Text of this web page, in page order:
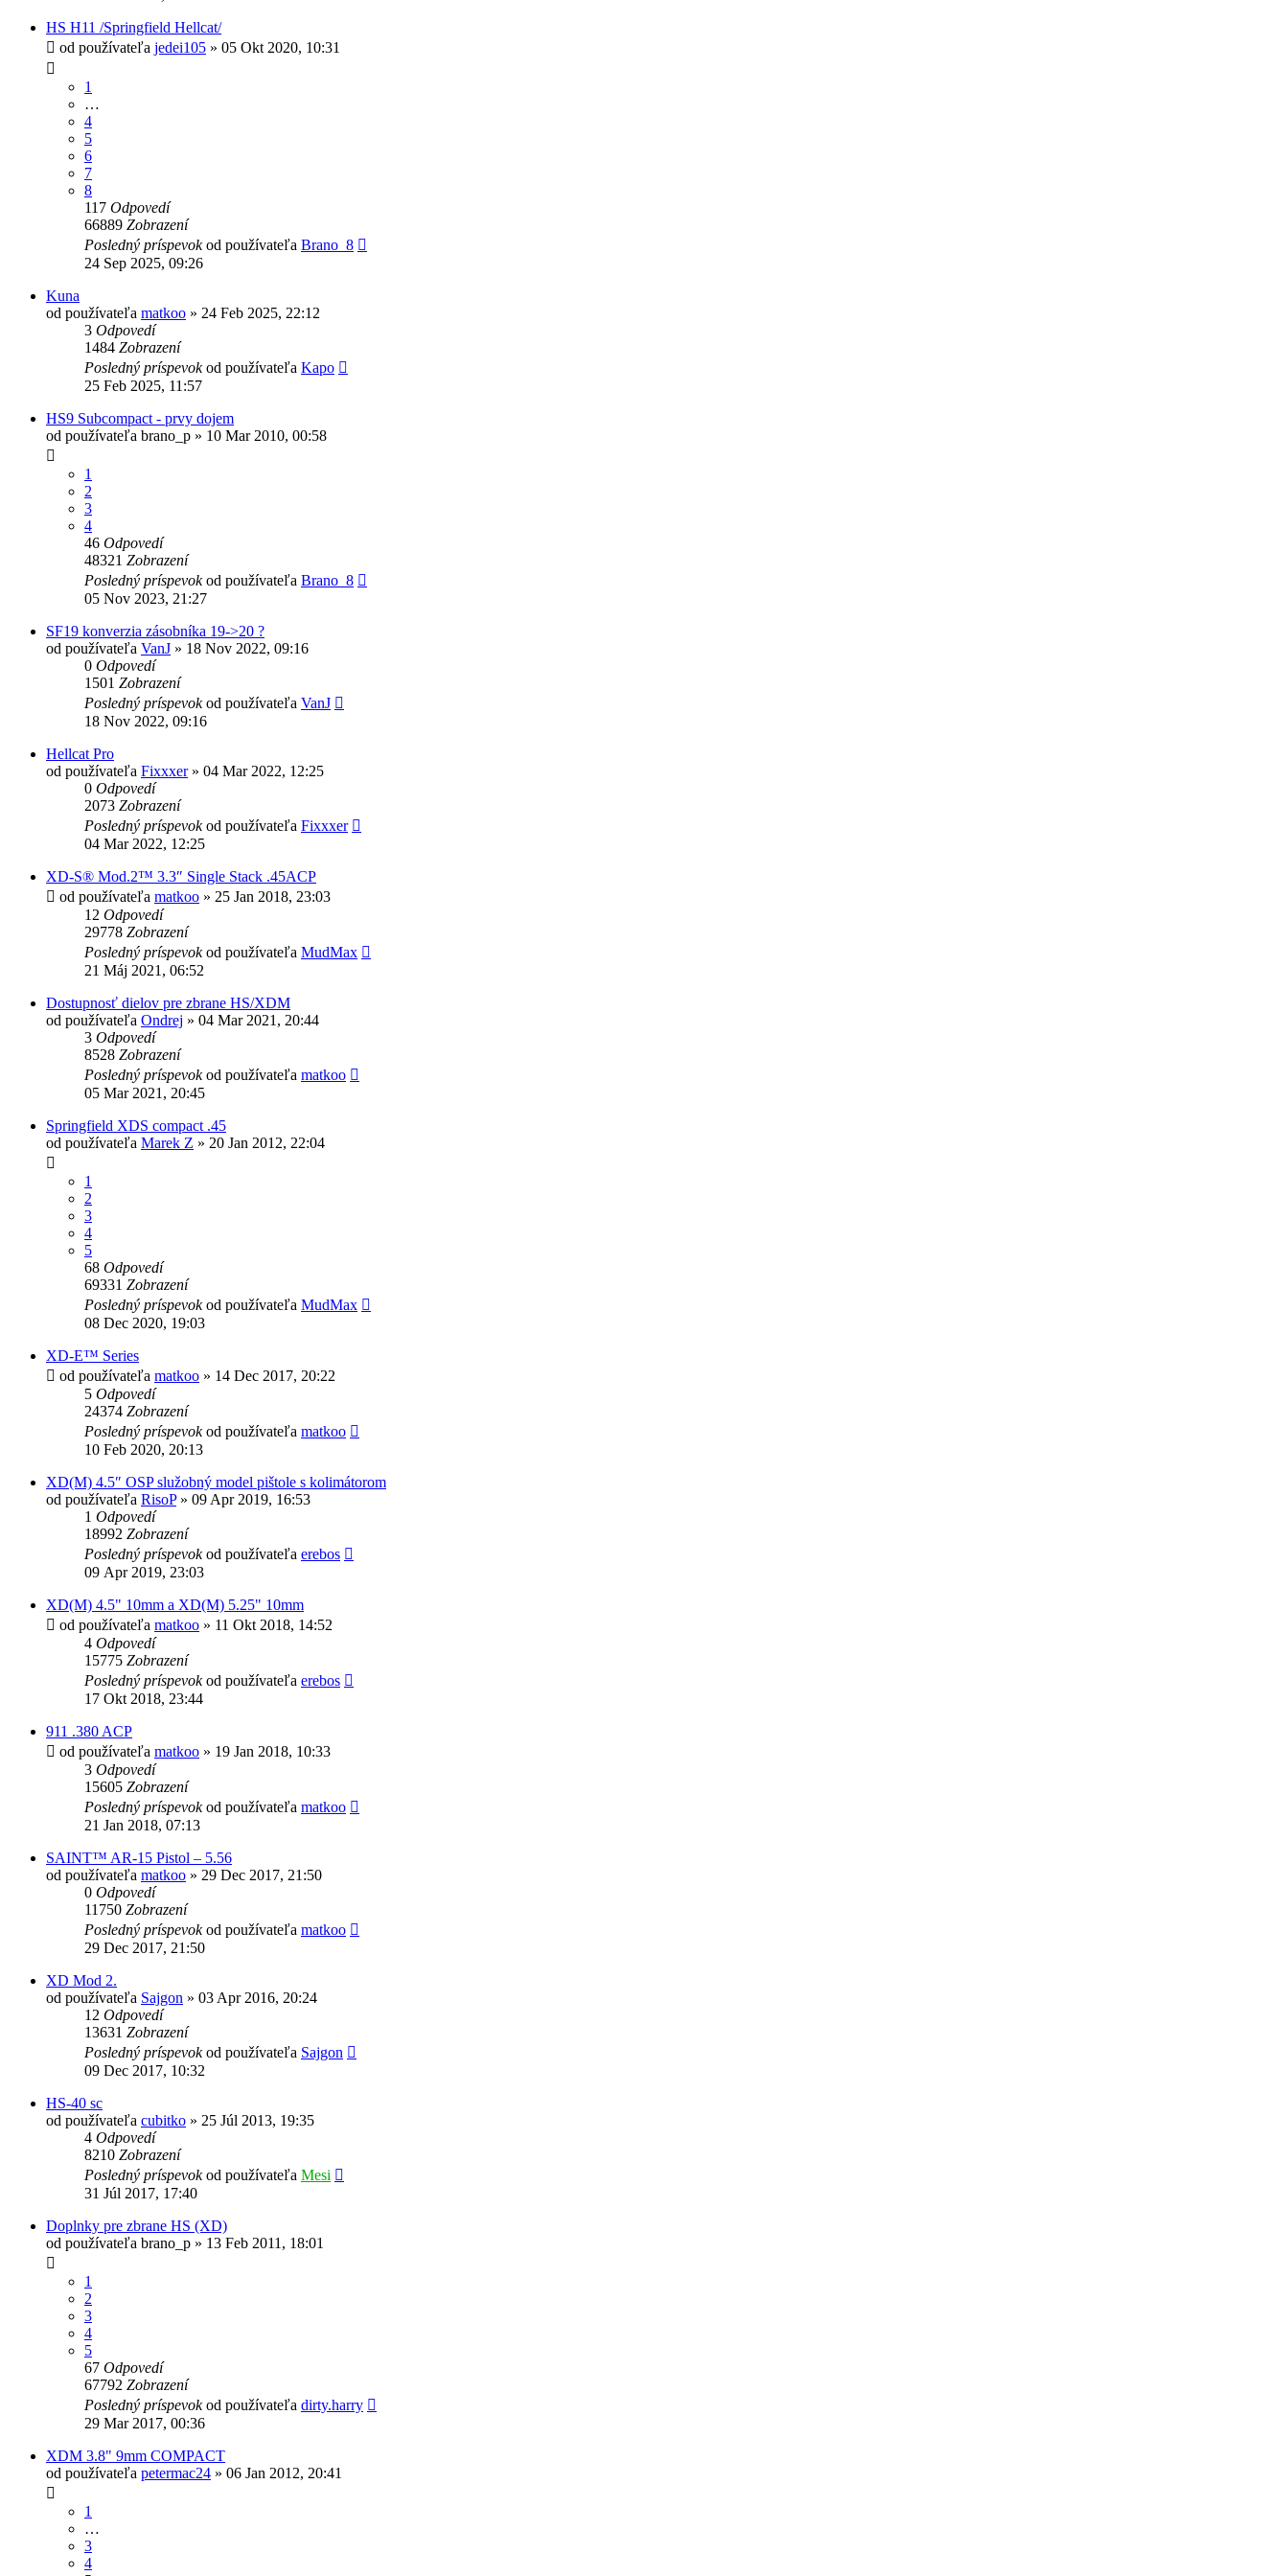
HS H11 /Springfield Hellcat/
od používateľa jedei105 » 05 Okt 2020, 10:31
1
…
4
5
6
7
8
117 Odpovedí
66889 Zobrazení
Posledný príspevokod používateľa Brano_8
24 Sep 2025, 09:26
Kuna
od používateľa matkoo » 24 Feb 2025, 22:12
3 Odpovedí
1484 Zobrazení
Posledný príspevokod používateľa Kapo
25 Feb 2025, 11:57
HS9 Subcompact - prvy dojem
od používateľa brano_p » 10 Mar 2010, 00:58
1
2
3
4
46 Odpovedí
48321 Zobrazení
Posledný príspevokod používateľa Brano_8
05 Nov 2023, 21:27
SF19 konverzia zásobníka 19->20 ?
od používateľa VanJ » 18 Nov 2022, 09:16
0 Odpovedí
1501 Zobrazení
Posledný príspevokod používateľa VanJ
18 Nov 2022, 09:16
Hellcat Pro
od používateľa Fixxxer» 04 Mar 2022, 12:25
0 Odpovedí
2073 Zobrazení
Posledný príspevokod používateľa Fixxxer
04 Mar 2022, 12:25
XD-S® Mod.2™ 3.3″ Single Stack .45ACP
od používateľa matkoo » 25 Jan 2018, 23:03
12 Odpovedí
29778 Zobrazení
Posledný príspevokod používateľa MudMax
21 Máj 2021, 06:52
Dostupnosť dielov pre zbrane HS/XDM
od používateľa Ondrej » 04 Mar 2021, 20:44
3 Odpovedí
8528 Zobrazení
Posledný príspevokod používateľa matkoo
05 Mar 2021, 20:45
Springfield XDS compact .45
od používateľa Marek Z » 20 Jan 2012, 22:04
1
2
3
4
5
68 Odpovedí
69331 Zobrazení
Posledný príspevokod používateľa MudMax
08 Dec 2020, 19:03
XD-E™ Series
od používateľa matkoo » 14 Dec 2017, 20:22
5 Odpovedí
24374 Zobrazení
Posledný príspevokod používateľa matkoo
10 Feb 2020, 20:13
XD(M) 4.5″ OSP služobný model pištole s kolimátorom
od používateľa RisoP» 09 Apr 2019, 16:53
1 Odpovedí
18992 Zobrazení
Posledný príspevokod používateľa erebos
09 Apr 2019, 23:03
XD(M) 4.5" 10mm a XD(M) 5.25" 10mm
od používateľa matkoo » 11 Okt 2018, 14:52
4 Odpovedí
15775 Zobrazení
Posledný príspevokod používateľa erebos
17 Okt 2018, 23:44
911 .380 ACP
od používateľa matkoo » 19 Jan 2018, 10:33
3 Odpovedí
15605 Zobrazení
Posledný príspevokod používateľa matkoo
21 Jan 2018, 07:13
SAINT™ AR-15 Pistol – 5.56
od používateľa matkoo » 29 Dec 2017, 21:50
0 Odpovedí
11750 Zobrazení
Posledný príspevokod používateľa matkoo
29 Dec 2017, 21:50
XD Mod 2.
od používateľa Sajgon » 03 Apr 2016, 20:24
12 Odpovedí
13631 Zobrazení
Posledný príspevokod používateľa Sajgon
09 Dec 2017, 10:32
HS-40 sc
od používateľa cubitko » 25 Júl 2013, 19:35
4 Odpovedí
8210 Zobrazení
Posledný príspevokod používateľa Mesi
31 Júl 2017, 17:40
Doplnky pre zbrane HS (XD)
od používateľa brano_p » 13 Feb 2011, 18:01
1
2
3
4
5
67 Odpovedí
67792 Zobrazení
Posledný príspevokod používateľa dirty.harry
29 Mar 2017, 00:36
XDM 3.8" 9mm COMPACT
od používateľa petermac24 » 06 Jan 2012, 20:41
1
…
3
4